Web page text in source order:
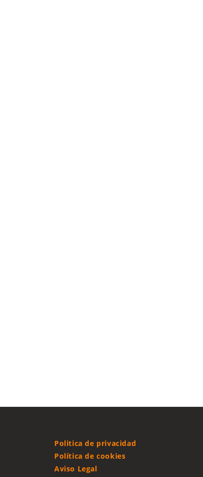
Politica de privacidad
Política de cookies
Aviso Legal